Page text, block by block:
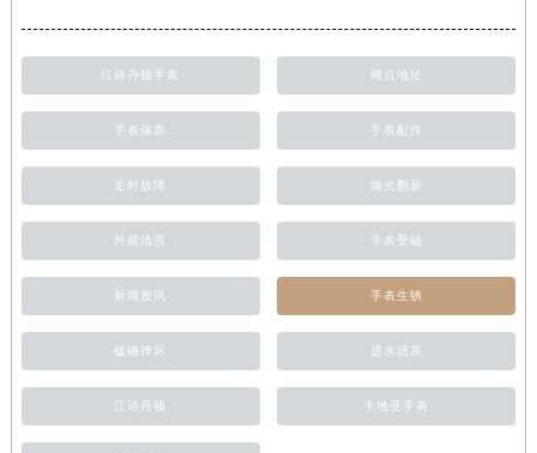
江诗丹顿手表 网点地址
手表保养 手表配件
走时故障 抛光翻新
外观清洗 手表受磁
新闻资讯 手表生锈
磕碰摔坏 进水进灰
江诗丹顿 卡地亚手表